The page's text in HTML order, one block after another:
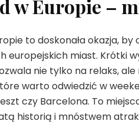
w Europie –
to doskonała okazja,
europejskich miast. Krótki
nie tylko na relaks,
warto odwiedzić w
czy Barcelona. To
historią i mnóstwem